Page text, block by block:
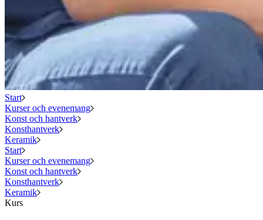
Start
Kurser och evenemang
Konst och hantverk
Konsthantverk
Keramik
Start
Kurser och evenemang
Konst och hantverk
Konsthantverk
Keramik
Kurs